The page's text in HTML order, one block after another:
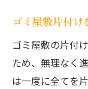
ゴミ屋敷片付け
ゴミ屋敷の片付
ため、無理なく
は一度に全てを